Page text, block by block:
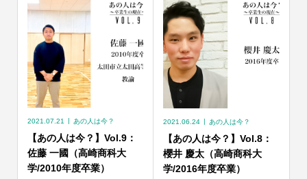
2021.07.21 あの人は今？
【あの人は今？】Vol.9：
佐藤 一國（高崎商科大
学/2010年度卒業）
2021.06.24 あの人は今？
【あの人は今？】Vol.8：
櫻井 慶太（高崎商科大
学/2016年度卒業）